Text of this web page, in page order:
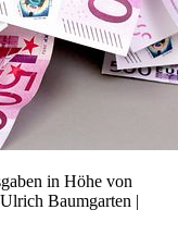
in Höhe von
Baumgarten |